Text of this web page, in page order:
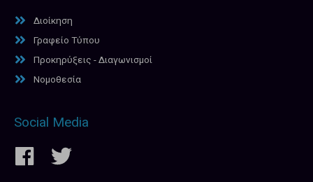
Διοίκηση
Γραφείο Τύπου
Προκηρύξεις - Διαγωνισμοί
Νομοθεσία
Social Media